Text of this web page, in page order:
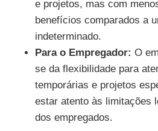
e projetos, mas com
benefícios comparados a
indeterminado.
Para o Empregador: O
se da flexibilidade para
temporárias e projetos
estar atento às limitações
dos empregados.